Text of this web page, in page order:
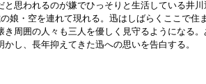
と思われるのが嫌でひっそりと生活している井
娘・空を連れて現れる。迅はしばらくここで住
き周囲の人々も三人を優しく見守るようになる
かし、長年抑えてきた迅への思いを告白する。